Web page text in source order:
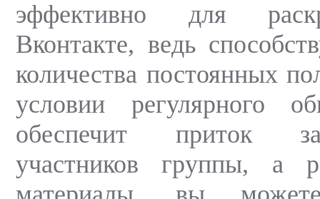
эффективно для
Вконтакте, ведь
количества постоянных
условии регулярного
обеспечит приток
участников группы, а